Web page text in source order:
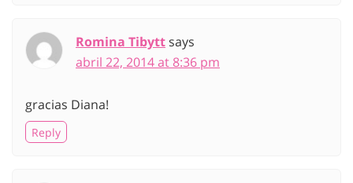
Romina Tibyttsays
abril 22, 2014 at 8:36 pm
gracias Diana!
Reply